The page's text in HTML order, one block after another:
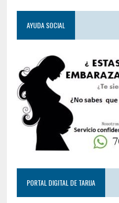
AYUDA SOCIAL
PORTAL DIGITAL DE TARIJA